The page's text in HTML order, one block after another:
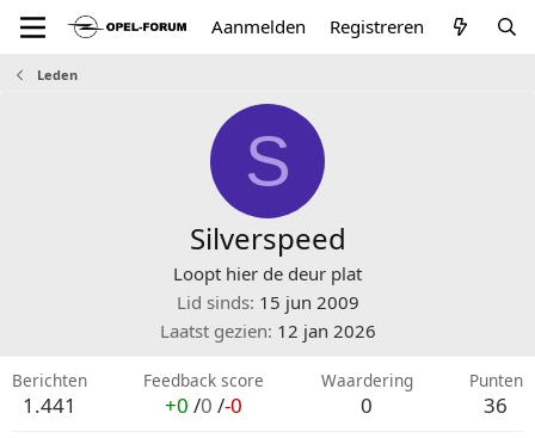
Aanmelden Registreren
Leden
S
Silverspeed
Loopt hier de deur plat
Lid sinds 15 jun 2009
Laatst gezien 12 jan 2026
Berichten
1.441
Feedback score
+0 /0 /-0
Waardering
0
Punten
36